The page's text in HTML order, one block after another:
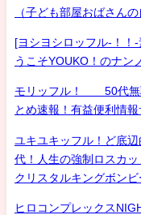
（子ども部屋おばさん
[ヨシヨシロッフル-！！
うこそYOUKO！のナン
モリッフル！ 50代無
とめ速報！有益便利情
ユキユキッフル！ど底
代！人生の強制ロスカ
クリスタルキングボン
ヒロコンプレックス